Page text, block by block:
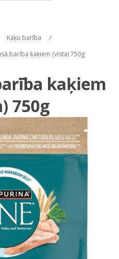
Kaķu barība
/
barība kaķiem (vista) 750g
kaķiem
750g